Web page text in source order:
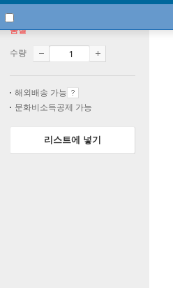
품절
수량
해외배송 가능
문화비소득공제 가능
리스트에 넣기